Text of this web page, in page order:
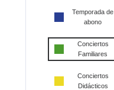
Temporada de
abono
Conciertos
Familiares
Conciertos
Didácticos